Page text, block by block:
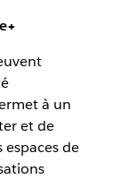
à un
et de
de